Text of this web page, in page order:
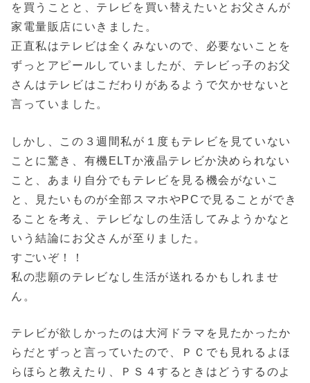
を買うことと、テレビを買い替えたいとお父さんが
家電量販店にいきました。
正直私はテレビは全くみないので、必要ないことを
ずっとアピールしていましたが、テレビっ子のお父
さんはテレビはこだわりがあるようで欠かせないと
言っていました。
しかし、この３週間私が１度もテレビを見ていない
ことに驚き、有機ELTか液晶テレビか決められない
こと、あまり自分でもテレビを見る機会がないこ
と、見たいものが全部スマホやPCで見ることができ
ることを考え、テレビなしの生活してみようかなと
いう結論にお父さんが至りました。
すごいぞ！！
私の悲願のテレビなし生活が送れるかもしれませ
ん。
テレビが欲しかったのは大河ドラマを見たかったか
らだとずっと言っていたので、ＰＣでも見れるよほ
らほらと教えたり、ＰＳ４するときはどうするのよ